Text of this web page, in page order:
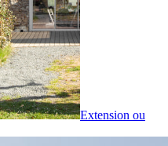
Extension ou